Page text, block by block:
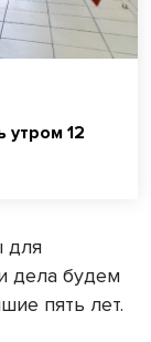
утром 12
для
дела будем
пять лет.